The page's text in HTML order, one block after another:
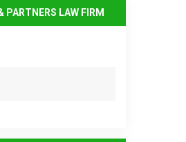
PARTNERS LAW FIRM